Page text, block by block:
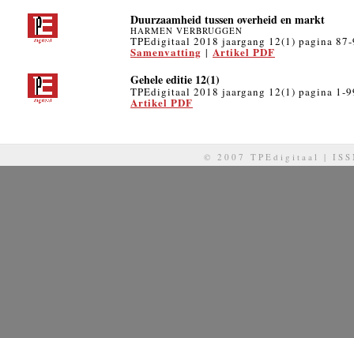
Duurzaamheid tussen overheid en markt
HARMEN VERBRUGGEN
TPEdigitaal 2018 jaargang 12(1) pagina
Samenvatting | Artikel PDF
Gehele editie 12(1)
TPEdigitaal 2018 jaargang 12(1) pagina 1-
Artikel PDF
© 2007 TPEdigitaal |